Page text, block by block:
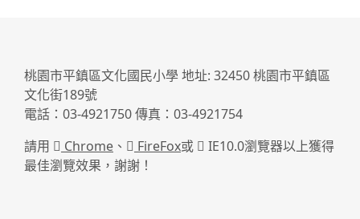
桃園市平鎮區文化國民小學 地址: 32450 桃園市平鎮區
文化街189號
電話：03-4921750 傳真：03-4921754
請用
Chrome 、 FireFox或
IE10.0瀏覽器以上獲得
最佳瀏覽效果，謝謝！